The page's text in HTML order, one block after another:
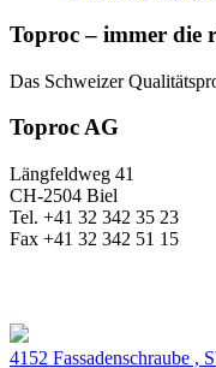
Toproc – immer die
Das Schweizer
Toproc AG
Längfeldweg 41
CH-2504 Biel
Tel. +41 32 342 35 23
Fax +41 32 342 51 15
4152 Fassadenschraube ,